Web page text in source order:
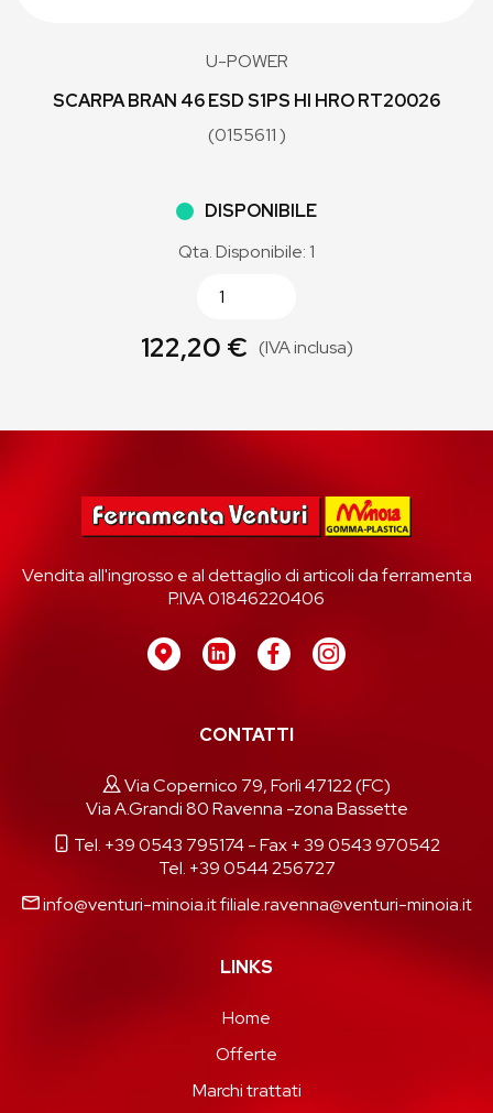
U-POWER
SCARPA BRAN 46 ESD S1PS HI HRO RT20026
(0155611 )
DISPONIBILE
Qta. Disponibile: 1
122,20 € (IVA inclusa)
Vendita all'ingrosso e al dettaglio di articoli da ferramenta
P.IVA 01846220406
CONTATTI
Via Copernico 79, Forlì 47122 (FC)
Via A.Grandi 80 Ravenna -zona Bassette
Tel. +39 0543 795174- Fax + 39 0543 970542
Tel. +39 0544 256727
info@venturi-minoia.itfiliale.ravenna@venturi-minoia.it
LINKS
Home
Offerte
Marchi trattati